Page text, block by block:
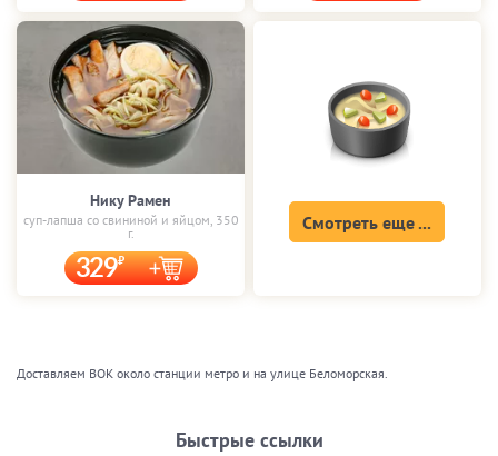
Нику Рамен
суп-лапша со свининой и яйцом, 350
г.
329
Смотреть еще ...
Доставляем ВОК около станции метро и на улице Беломорская.
Быстрые ссылки